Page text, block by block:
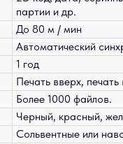
партии и др.
До 80 м / мин
Автоматический
1 год
Печать вверх,
Более 1000 файлов.
Черный, красный,
Сольвентные или